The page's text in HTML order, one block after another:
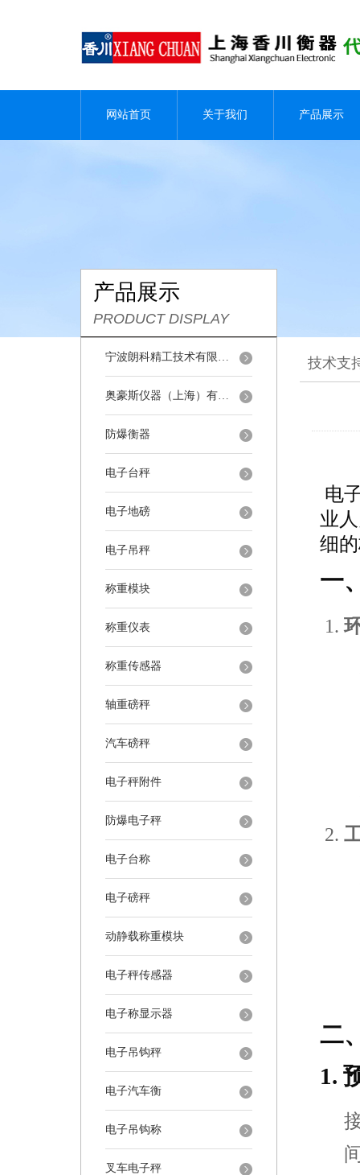
网站首页 关于我们 产品展示
产品展示
PRODUCT DISPLAY
宁波朗科精工技术有限公司
奥豪斯仪器（上海）有限公司
防爆衡器
电子台秤
电子地磅
电子吊秤
称重模块
称重仪表
称重传感器
轴重磅秤
汽车磅秤
电子秤附件
防爆电子秤
电子台称
电子磅秤
动静载称重模块
电子秤传感器
电子称显示器
电子吊钩秤
电子汽车衡
电子吊钩称
叉车电子秤
技术支
电
业
细
一
二
1.